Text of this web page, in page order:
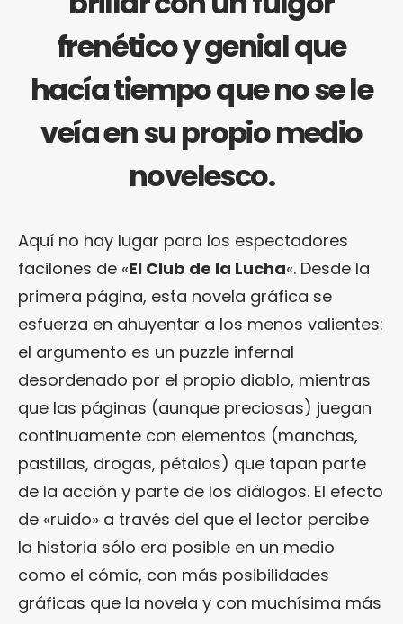
frenético y genial que
hacía tiempo que no se le
veía en su propio medio
novelesco.
Aquí no hay lugar para los espectadores
facilones de «El Club de la Lucha«. Desde la
primera página, esta novela gráfica se
esfuerza en ahuyentar a los menos valientes:
el argumento es un puzzle infernal
desordenado por el propio diablo, mientras
que las páginas (aunque preciosas) juegan
continuamente con elementos (manchas,
pastillas, drogas, pétalos) que tapan parte
de la acción y parte de los diálogos. El efecto
de «ruido» a través del que el lector percibe
la historia sólo era posible en un medio
como el cómic, con más posibilidades
gráficas que la novela y con muchísima más